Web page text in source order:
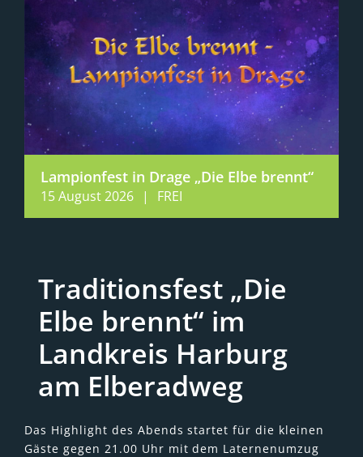
Lampionfest in Drage „Die Elbe brennt“
15 August 2026 | FREI
Traditionsfest „Die
Elbe brennt“ im
Landkreis Harburg
am Elberadweg
Das Highlight des Abends startet für die kleinen
Gäste gegen 21.00 Uhr mit dem Laternenumzug